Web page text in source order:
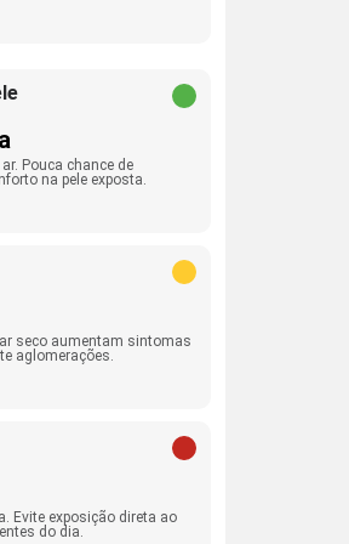
Pouca chance de
na pele exposta.
seco aumentam sintomas
aglomerações.
Evite exposição direta ao
do dia.